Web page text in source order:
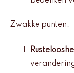
Zwakke punten: